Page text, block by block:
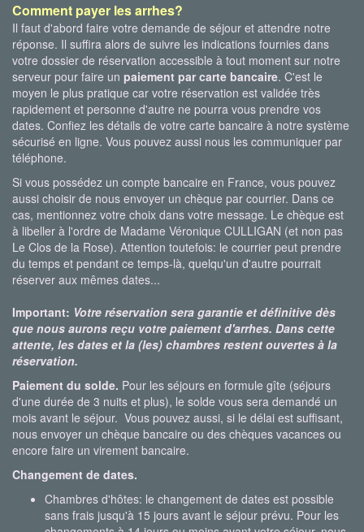
Comment payer les arrhes?
Il faut d'abord faire votre demande de séjour et attendre notre
réponse. Il suffira alors de suivre les indications fournies dans
votre dossier de réservation accessible à tout moment sur notre
serveur pour faire un paiement par carte bancaire. C'est le
moyen le plus pratique car votre réservation est validée très
rapidement et personne d'autre ne pourra vous prendre vos
dates. Confiez les détails de votre carte bancaire à notre système
sécurisé en ligne. Vous pouvez aussi nous les communiquer par
téléphone.
Si vous possédez un compte bancaire en France, vous pouvez
aussi choisir de nous envoyer un chèque par courrier. Dans ce
cas, mentionnez votre choix dans votre message. Le chèque est
à libeller à l'ordre de Madame Véronique CULLIGAN (et non pas
Le Clos de la Rose). Attention toutefois: le courrier peut prendre
du temps et pendant ce temps-là, quelqu'un d'autre pourrait
réserver aux mêmes dates...
Important: Votre réservation sera garantie et définitive dès
que nous aurons reçu votre paiement d'arrhes. Dans cette
attente, les dates et la (les) chambres restent ouvertes à la
réservation.
Paiement du solde. Pour les séjours en formule gîte (séjours
d'une durée de 3 nuits et plus), le solde vous sera demandé un
mois avant le séjour. Vous pouvez aussi, si le délai est suffisant,
nous envoyer un chèque bancaire ou des chèques vacances ou
encore faire un virement bancaire.
Changement de dates.
Chambres d'hôtes: le changement de dates est possible
sans frais jusqu'à 15 jours avant le séjour prévu. Pour les